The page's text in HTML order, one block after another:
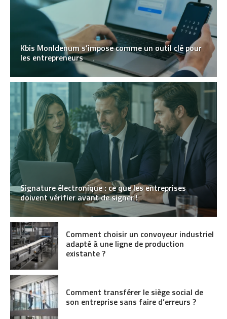
Kbis MonIdenum s’impose comme un outil clé pour
les entrepreneurs
Signature électronique : ce que les entreprises
doivent vérifier avant de signer !
Comment choisir un convoyeur industriel
adapté à une ligne de production
existante ?
Comment transférer le siège social de
son entreprise sans faire d’erreurs ?